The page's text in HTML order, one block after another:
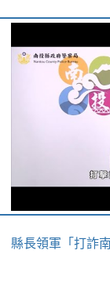
縣長領軍「打詐